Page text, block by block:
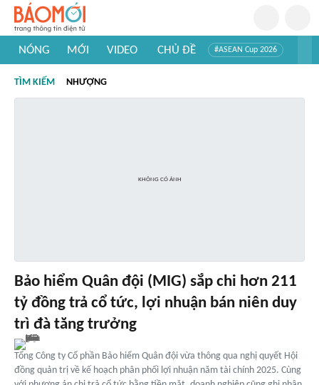
NÓNG MỚI VIDEO CHỦ ĐỀ #ASEAN Cup 2026
#Khám phá Việt Nam
TÌM KIẾM NHƯỢNG
Bảo hiểm Quân đội (MIG) sắp chi hơn 211
tỷ đồng trả cổ tức, lợi nhuận bán niên duy
trì đà tăng trưởng
Tổng Công ty Cổ phần Bảo hiểm Quân đội vừa thông qua nghị quyết Hội
đồng quản trị về kế hoạch phân phối lợi nhuận năm tài chính 2025. Cùng